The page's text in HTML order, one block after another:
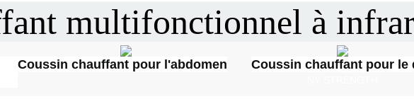
multifonctionnel à
Coussin chauffant pour l'abdomen Coussin chauffant pour le